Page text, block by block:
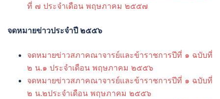
ที่ ๗ ประจำเดือน พฤษภาคม ๒๕๕๗
จดหมายข่าวประจำปี ๒๕๕๖
จดหมายข่าวสภาคณาจารย์และข้าราชการปีที่ ๑ ฉบับที่
๒ น.๑ ประจำเดือน พฤษภาคม ๒๕๕๖
จดหมายข่าวสภาคณาจารย์และข้าราชการปีที่ ๑ ฉบับที่
๒ น.๒ประจำเดือน พฤษภาคม ๒๕๕๖